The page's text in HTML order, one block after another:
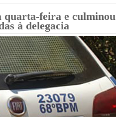
quarta-feira e culminou
à delegacia